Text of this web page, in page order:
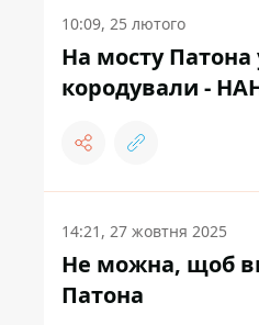
10:09, 25 лютого
На мосту Патона
кородували -
14:21, 27 жовтня 2025
Не можна, щоб
Патона